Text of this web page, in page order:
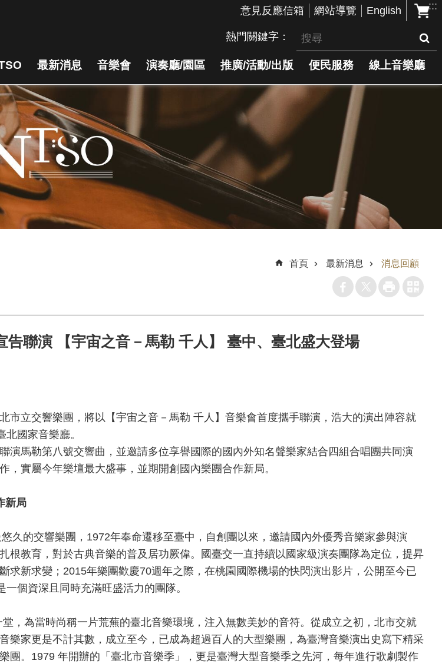
:::
意見反應信箱 網站導覽 English
熱門關鍵字
最新消息 音樂會 演奏廳/園區 推廣/活動/出版 便民服務 線上音樂廳
首頁 最新消息 消息回顧
告聯演 【宇宙之音－馬勒 千人】 臺中、臺北盛大登場
市立交響樂團，將以【宇宙之音－馬勒 千人】音樂會首度攜手聯演，浩大的演出陣容就
北國家音樂廳。
演馬勒第八號交響曲，並邀請多位享譽國際的國內外知名聲樂家結合四組合唱團共同演
，實屬今年樂壇最大盛事，並期開創國內樂團合作新局。
新局
久的交響樂團， 1972年奉命遷移至臺中，自創團以來，邀請國內外優秀音樂家參與演
根教育，對於古典音樂的普及居功厥偉。國臺交一直持續以國家級演奏團隊為定位，提昇
求新求變； 2015年樂團歡慶70週年之際，在桃園國際機場的快閃演出影片，公開至今已
個資深且同時充滿旺盛活力的團隊。
，為當時尚稱一片荒蕪的臺北音樂環境，注入無數美妙的音符。從成立之初，北市交就
樂家更是不計其數，成立至今，已成為超過百人的大型樂團，為臺灣音樂演出史寫下精采
團。 1979 年開辦的「臺北市音樂季」，更是臺灣大型音樂季之先河，每年進行歌劇製作